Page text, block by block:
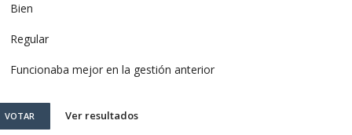
Bien
Regular
Funcionaba mejor en la gestión anterior
VOTAR Ver resultados